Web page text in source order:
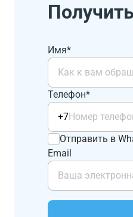
Имя*
Телефон*
+7
Отправить в
Email